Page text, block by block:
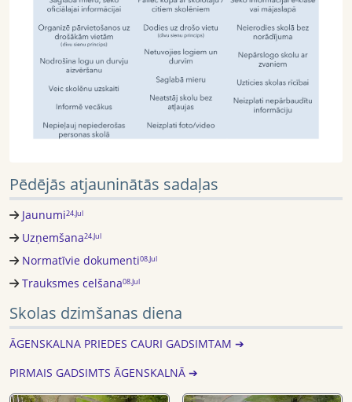
Pēdējās atjauninātās sadaļas
Jaunumi24.Jul
Uzņemšana24.Jul
Normatīvie dokumenti08.Jul
Trauksmes celšana08.Jul
Skolas dzimšanas diena
ĀGENSKALNA PRIEDES CAURI GADSIMTAM ➔
PIRMAIS GADSIMTS ĀGENSKALNĀ ➔